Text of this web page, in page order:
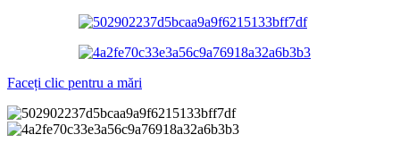
Faceți clic pentru a mări